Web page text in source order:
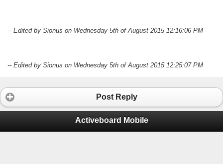
-- Edited by Sionus on Wednesday 5th of August 2015 12:16:06 PM
-- Edited by Sionus on Wednesday 5th of August 2015 12:25:07 PM
Post Reply
Activeboard Mobile